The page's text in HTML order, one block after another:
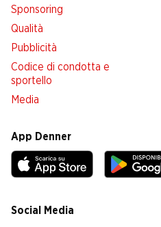
Sponsoring
Qualità
Pubblicità
Codice di condotta e
sportello
Media
App Denner
Social Media